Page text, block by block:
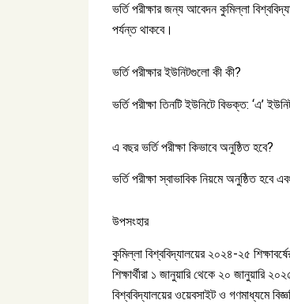
ভর্তি পরীক্ষার জন্য আবেদন কুমিল্লা
পর্যন্ত থাকবে।
ভর্তি পরীক্ষার ইউনিটগুলো কী কী?
ভর্তি পরীক্ষা তিনটি ইউনিটে বিভক্ত: ‘এ’
এ বছর ভর্তি পরীক্ষা কিভাবে অনুষ্ঠিত হবে?
ভর্তি পরীক্ষা স্বাভাবিক নিয়মে অনুষ্ঠিত
উপসংহার
কুমিল্লা বিশ্ববিদ্যালয়ের ২০২৪-২৫
শিক্ষার্থীরা ১ জানুয়ারি থেকে ২০ জানুয়ারি
বিশ্ববিদ্যালয়ের ওয়েবসাইট ও গণমাধ্যমে